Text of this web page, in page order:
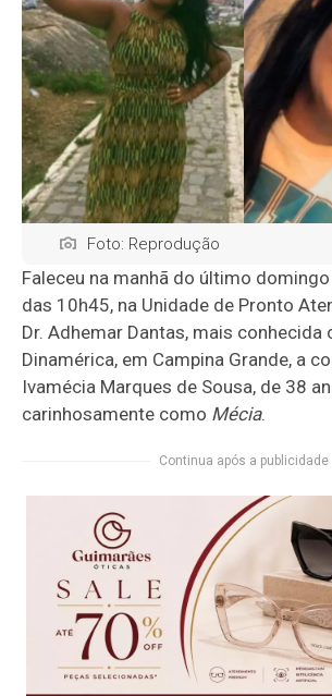
Foto: Reprodução
Faleceu na manhã do último
das 10h45, na Unidade de Pronto
Dr. Adhemar Dantas, mais conhecida
Dinamérica, em Campina Grande, a
Ivamécia Marques de Sousa, de 38
carinhosamente como Mécia.
Continua após a publicidade